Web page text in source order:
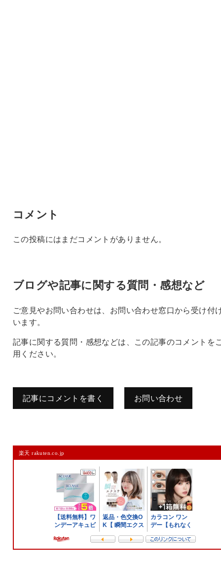
コメント
この投稿にはまだコメントがありません。
ブログや記事に関する質問・感想など
ご意見やお問い合わせは、お問い合わせ窓口から受け付
います。
記事に関する質問・感想などは、この記事のコメントを
用ください。
記事にコメントを書く お問い合わせ
メールアドレスは公開されません。
また、コメント欄には、必ず日本語を含めてください（スパム対策）。
楽天 rakuten.co.jp